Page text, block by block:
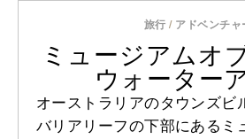
旅行 / アドベンチャ
ミュージアムオ
ウォーター
オーストラリアのタウンズビ
バリアリーフの下部にあるミ